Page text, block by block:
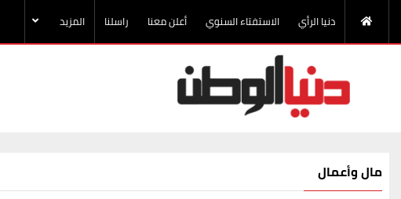
دنيا الرأي الاستفتاء السنوي أعلن معنا راسلنا المزيد
مال وأعمال